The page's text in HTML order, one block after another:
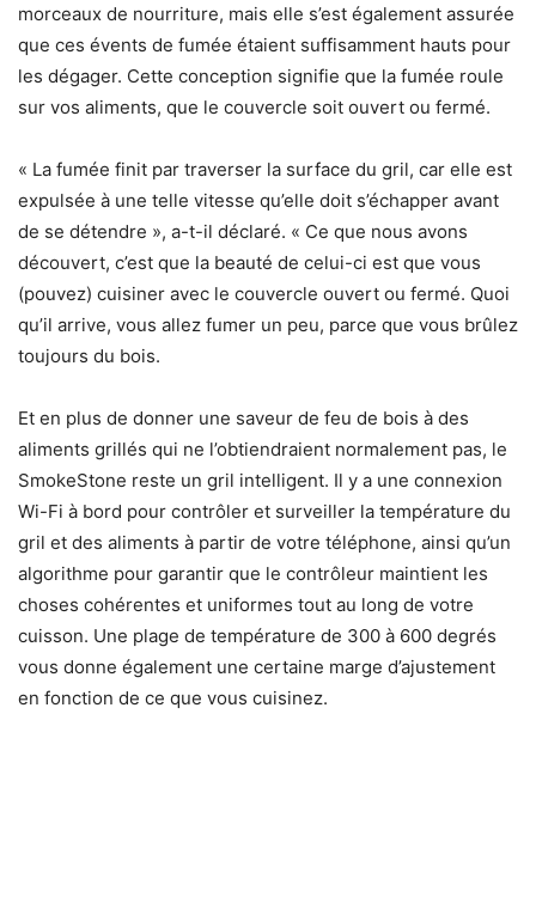
morceaux de nourriture, mais elle s’est également assurée
que ces évents de fumée étaient suffisamment hauts pour
les dégager. Cette conception signifie que la fumée roule
sur vos aliments, que le couvercle soit ouvert ou fermé.
« La fumée finit par traverser la surface du gril, car elle est
expulsée à une telle vitesse qu’elle doit s’échapper avant
de se détendre », a-t-il déclaré. « Ce que nous avons
découvert, c’est que la beauté de celui-ci est que vous
(pouvez) cuisiner avec le couvercle ouvert ou fermé. Quoi
qu’il arrive, vous allez fumer un peu, parce que vous brûlez
toujours du bois.
Et en plus de donner une saveur de feu de bois à des
aliments grillés qui ne l’obtiendraient normalement pas, le
SmokeStone reste un gril intelligent. Il y a une connexion
Wi-Fi à bord pour contrôler et surveiller la température du
gril et des aliments à partir de votre téléphone, ainsi qu’un
algorithme pour garantir que le contrôleur maintient les
choses cohérentes et uniformes tout au long de votre
cuisson. Une plage de température de 300 à 600 degrés
vous donne également une certaine marge d’ajustement
en fonction de ce que vous cuisinez.